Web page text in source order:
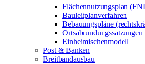
Flächennutzungsplan
Bauleitplanverfahren
Bebauungspläne
Ortsabrundungssatzungen
Einheimischenmodell
Post & Banken
Breitbandausbau